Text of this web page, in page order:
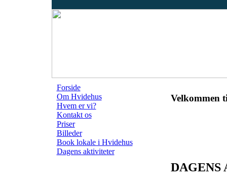
Forside
Om Hvidehus
Hvem er vi?
Kontakt os
Priser
Billeder
Book lokale i Hvidehus
Dagens aktiviteter
Velkommen